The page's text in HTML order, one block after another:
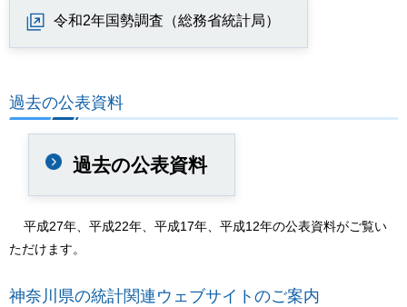
令和2年国勢調査（総務省統計局）
過去の公表資料
過去の公表資料
平成27年、平成22年、平成17年、平成12年の公表資料がご覧い
ただけます。
神奈川県の統計関連ウェブサイトのご案内